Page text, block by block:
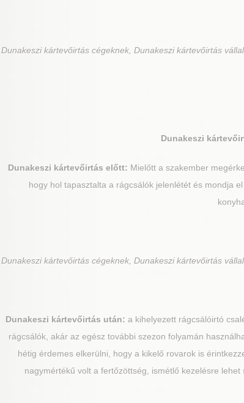
Dunakeszikártevőirtás cégeknek, Dunakeszi kártevőirtás
Dunakeszi
Dunakeszi kártevőirtás előtt: Mielőtt a szakember
hogy hol tapasztalta a rágcsálók jelenlétét és mondja
Dunakeszikártevőirtás cégeknek, Dunakeszi kártevőirtás
Dunakeszi kártevőirtás után: a kihelyezett rágcsálóirtó
rágcsálók, akár az egész további szezon folyamán
hétig érdemes elkerülni, hogy a kikelő rovarok is
nagymértékű volt a fertőzöttség, ismétlő kezelésre